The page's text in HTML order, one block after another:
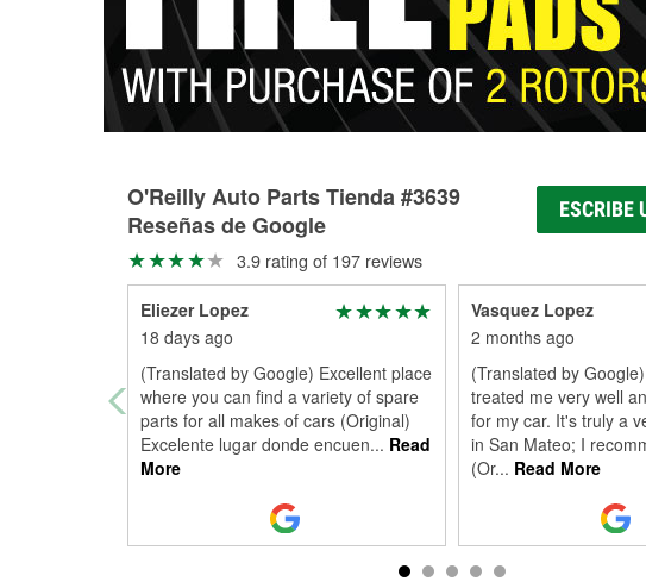
O'Reilly Auto Parts Tienda #3639
Reseñas de Google
ESCRIBE
3.9 rating of 197 reviews
Eliezer Lopez
18 days ago
(Translated by Google) Excellent place
where you can find a variety of spare
parts for all makes of cars (Original)
Excelente lugar donde encuen... Read
More
Vasquez Lopez
2 months ago
(Translated by
treated me very well
for my car. It's truly a
in San Mateo; I
(Or... Read More